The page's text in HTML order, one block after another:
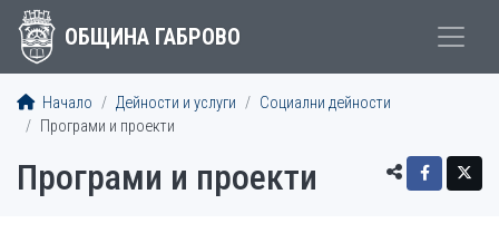
ОБЩИНА ГАБРОВО
Начало Дейности и услуги
Социални дейности
Програми и проекти
Програми и проекти